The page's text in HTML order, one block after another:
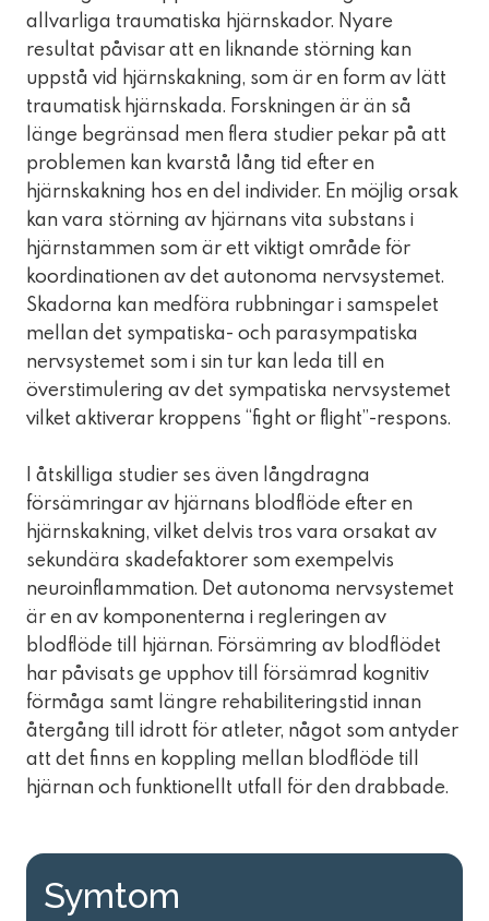
allvarliga traumatiska hjärnskador. Nyare
resultat påvisar att en liknande störning kan
uppstå vid hjärnskakning, som är en form av lätt
traumatisk hjärnskada. Forskningen är än så
länge begränsad men flera studier pekar på att
problemen kan kvarstå lång tid efter en
hjärnskakning hos en del individer. En möjlig orsak
kan vara störning av hjärnans vita substans i
hjärnstammen som är ett viktigt område för
koordinationen av det autonoma nervsystemet.
Skadorna kan medföra rubbningar i samspelet
mellan det sympatiska- och parasympatiska
nervsystemet som i sin tur kan leda till en
överstimulering av det sympatiska nervsystemet
vilket aktiverar kroppens “fight or flight”-respons.
I åtskilliga studier ses även långdragna
försämringar av hjärnans blodflöde efter en
hjärnskakning, vilket delvis tros vara orsakat av
sekundära skadefaktorer som exempelvis
neuroinflammation. Det autonoma nervsystemet
är en av komponenterna i regleringen av
blodflöde till hjärnan. Försämring av blodflödet
har påvisats ge upphov till försämrad kognitiv
förmåga samt längre rehabiliteringstid innan
återgång till idrott för atleter, något som antyder
att det finns en koppling mellan blodflöde till
hjärnan och funktionellt utfall för den drabbade.
Symtom